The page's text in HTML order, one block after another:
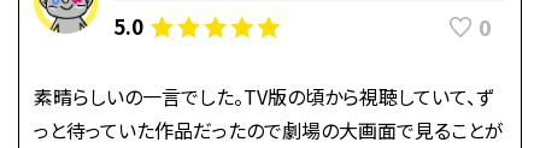
5.0 0
素晴らしいの一言でした。TV版の頃から視聴していて、ず
っと待っていた作品だったので劇場の大画面で見ることが